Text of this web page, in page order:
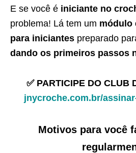
E se você é iniciante no
problema! Lá tem um módulo
para iniciantes preparado
dando os primeiros passos
✅ PARTICIPE DO CLUB
jnycroche.com.br/
Motivos para você